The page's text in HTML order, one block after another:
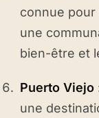
connue
une
bien-être et
Puerto Viejo
une